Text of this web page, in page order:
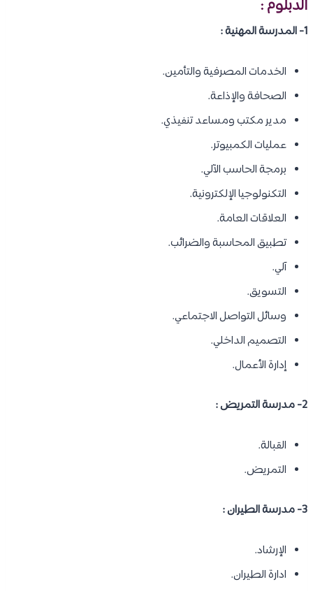
الدبلوم :
1- المدرسة المهنية :
الخدمات المصرفية والتأمين.
الصحافة والإذاعة.
مدير مكتب ومساعد تنفيذي.
عمليات الكمبيوتر.
برمجة الحاسب الآلي.
التكنولوجيا الإلكترونية.
العلاقات العامة.
تطبيق المحاسبة والضرائب.
آلي.
التسويق.
وسائل التواصل الاجتماعي.
التصميم الداخلي.
إدارة الأعمال.
2- مدرسة التمريض :
القبالة.
التمريض.
3- مدرسة الطيران :
الإرشاد.
ادارة الطيران.